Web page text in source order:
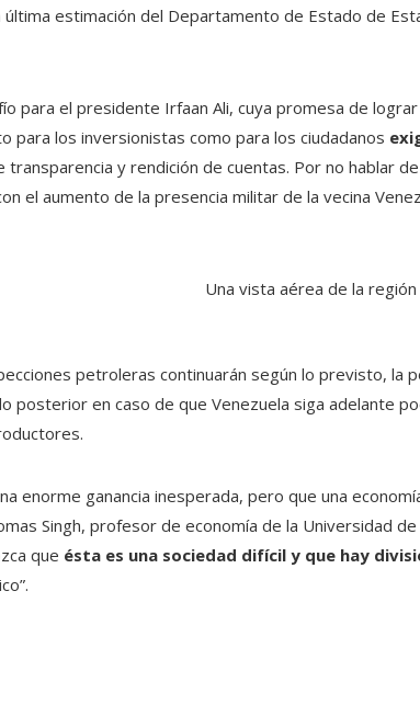
última estimación del Departamento de Estado de
para el presidente Irfaan Ali, cuya promesa de
para los inversionistas como para los ciudadanos
transparencia y rendición de cuentas. Por no hablar
el aumento de la presencia militar de la vecina
Una vista aérea de la
petroleras continuarán según lo previsto, la
posterior en caso de que Venezuela siga adelante
enorme ganancia inesperada, pero que una
Singh, profesor de economía de la Universidad de
que ésta es una sociedad difícil y que hay